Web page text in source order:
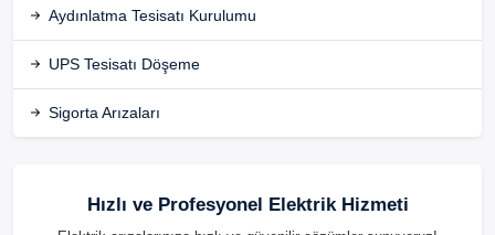
Aydınlatma Tesisatı Kurulumu
UPS Tesisatı Döşeme
Sigorta Arızaları
Hızlı ve Profesyonel Elektrik Hizmeti